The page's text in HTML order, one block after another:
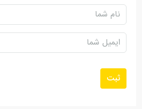
ثبت